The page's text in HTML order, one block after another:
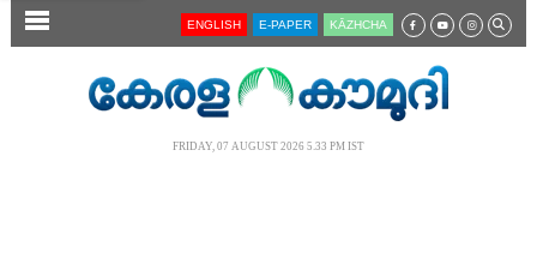
SECTIONS ENGLISH E-PAPER KĀZHCHA
FRIDAY, 07 AUGUST 2026 5.33 PM IST